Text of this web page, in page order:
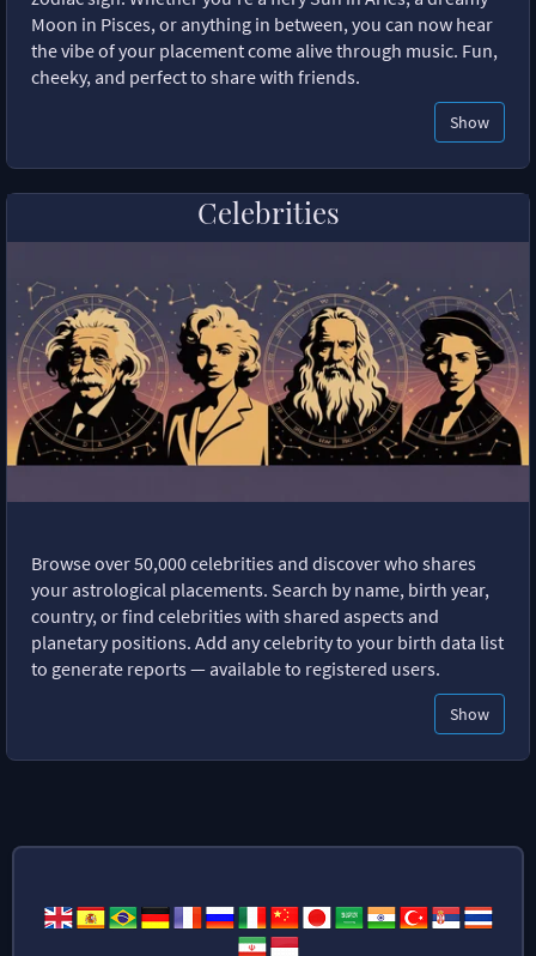
Moon in Pisces, or anything in between, you can now hear
the vibe of your placement come alive through music. Fun,
cheeky, and perfect to share with friends.
Show
Celebrities
Browse over 50,000 celebrities and discover who shares
your astrological placements. Search by name, birth year,
country, or find celebrities with shared aspects and
planetary positions. Add any celebrity to your birth data list
to generate reports — available to registered users.
Show